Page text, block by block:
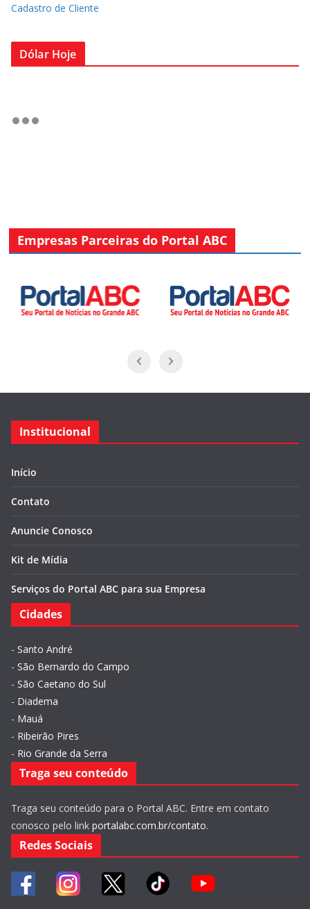
Cadastro de Cliente
Dólar Hoje
Empresas Parceiras do Portal ABC
Institucional
Início
Contato
Anuncie Conosco
Kit de Mídia
Serviços do Portal ABC para sua Empresa
Cidades
- Santo André
- São Bernardo do Campo
- São Caetano do Sul
- Diadema
- Mauá
- Ribeirão Pires
- Rio Grande da Serra
Traga seu conteúdo
Traga seu conteúdo para o Portal ABC. Entre em contato
conosco pelo link portalabc.com.br/contato.
Redes Sociais